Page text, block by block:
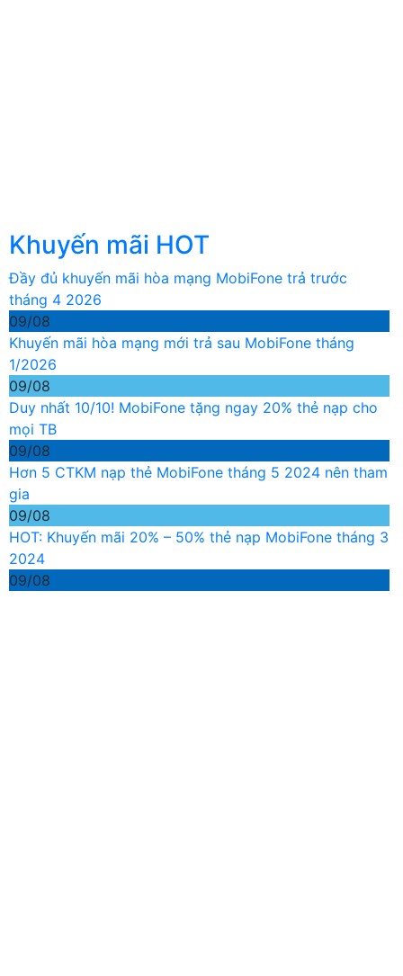
Khuyến mãi HOT
Đầy đủ khuyến mãi hòa mạng MobiFone trả trước
tháng 4 2026
09/08
Khuyến mãi hòa mạng mới trả sau MobiFone tháng
1/2026
09/08
Duy nhất 10/10! MobiFone tặng ngay 20% thẻ nạp cho
mọi TB
09/08
Hơn 5 CTKM nạp thẻ MobiFone tháng 5 2024 nên tham
gia
09/08
HOT: Khuyến mãi 20% – 50% thẻ nạp MobiFone tháng 3
2024
09/08